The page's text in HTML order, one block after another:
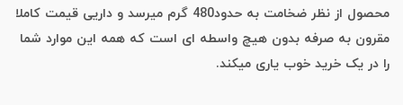
محصول از نظر ضخامت به حدود480 گرم میرسد و داریی قیمت کاملا
مقرون به صرفه بدون هیچ واسطه ای است که همه این موارد شما
را در یک خرید خوب یاری میکند.